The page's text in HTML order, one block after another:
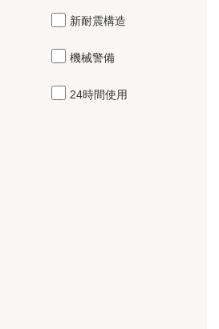
新耐震構造
機械警備
24時間使用